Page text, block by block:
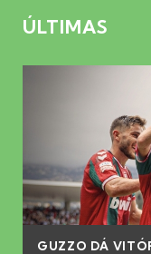
ÚLTIMAS